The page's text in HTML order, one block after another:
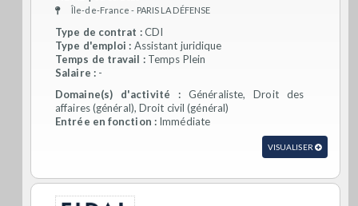
Île-de-France - PARIS LA DÉFENSE
Type de contrat :CDI
Type d'emploi : Assistant juridique
Temps de travail :Temps Plein
Salaire :-
Domaine(s) d'activité : Généraliste, Droit des
affaires (général), Droit civil (général)
Entrée en fonction : Immédiate
VISUALISER